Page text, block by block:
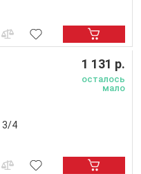
3/4
1 131 р.
осталось
мало